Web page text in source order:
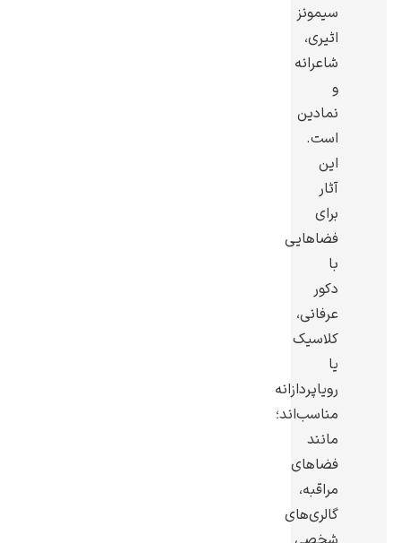
یوهانس فرمیر
سیمونز
اثیری،
شاعرانه
و
نمادین
است.
این
آثار
برای
فضاهایی
با
دکور
عرفانی،
کلاسیک
یا
رویاپردازانه
مناسب‌اند؛
مانند
فضاهای
مراقبه،
گالری‌های